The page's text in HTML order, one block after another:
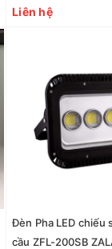
Liên hệ
Đèn Pha LED chiếu
cầu ZFL-200SB